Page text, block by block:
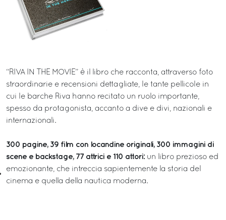
“RIVA IN THE MOVIE” è il libro che racconta, attraverso foto
straordinarie e recensioni dettagliate, le tante pellicole in
cui le barche Riva hanno recitato un ruolo importante,
spesso da protagonista, accanto a dive e divi, nazionali e
internazionali.
300 pagine, 39 film con locandine originali, 300 immagini di
scene e backstage, 77 attrici e 110 attori: un libro prezioso ed
emozionante, che intreccia sapientemente la storia del
cinema e quella della nautica moderna.